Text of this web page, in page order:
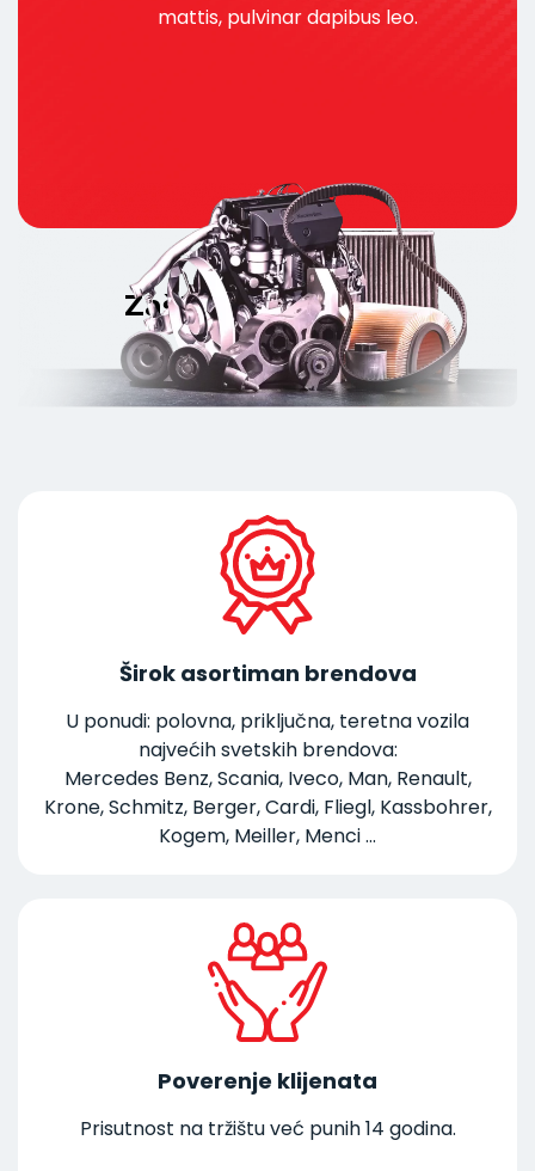
mattis, pulvinar dapibus leo.
Zašto izabrati nas?
Širok asortiman brendova
U ponudi: polovna, priključna, teretna vozila
najvećih svetskih brendova:
Mercedes Benz, Scania, Iveco, Man, Renault,
Krone, Schmitz, Berger, Cardi, Fliegl, Kassbohrer,
Kogem, Meiller, Menci ...
Poverenje klijenata
Prisutnost na tržištu već punih 14 godina.